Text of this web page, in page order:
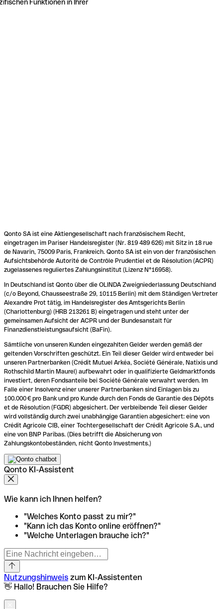
Funktionen in Ihrer
Qonto SA ist eine Aktiengesellschaft nach französischem Recht,
eingetragen im Pariser Handelsregister (Nr. 819 489 626) mit Sitz in 18 rue
de Navarin, 75009 Paris, Frankreich. Qonto SA ist ein von der französischen
Aufsichtsbehörde Autorité de Contrôle Prudentiel et de Résolution (ACPR)
zugelassenes reguliertes Zahlungsinstitut (Lizenz N°16958).
In Deutschland ist Qonto über die OLINDA Zweigniederlassung Deutschland
(c/o Beyond, Chausseestraße 29, 10115 Berlin) mit dem Ständigen Vertreter
Alexandre Prot tätig, im Handelsregister des Amtsgerichts Berlin
(Charlottenburg) (HRB 213261 B) eingetragen und steht unter der
gemeinsamen Aufsicht der ACPR und der Bundesanstalt für
Finanzdienstleistungsaufsicht (BaFin).
Sämtliche von unseren Kunden eingezahlten Gelder werden gemäß der
geltenden Vorschriften geschützt. Ein Teil dieser Gelder wird entweder bei
unseren Partnerbanken (Crédit Mutuel Arkéa, Société Générale, Natixis und
Rothschild Martin Maurel) aufbewahrt oder in qualifizierte Geldmarktfonds
investiert, deren Fondsanteile bei Société Générale verwahrt werden. Im
Falle einer Insolvenz einer unserer Partnerbanken sind Einlagen bis zu
100.000 € pro Bank und pro Kunde durch den Fonds de Garantie des Dépôts
et de Résolution (FGDR) abgesichert. Der verbleibende Teil dieser Gelder
wird vollständig durch zwei unabhängige Garantien abgesichert: eine von
Crédit Agricole CIB, einer Tochtergesellschaft der Crédit Agricole S.A., und
eine von BNP Paribas. (Dies betrifft die Absicherung von
Zahlungskontobeständen, nicht Qonto Investments.)
Qonto KI-Assistent
Wie kann ich Ihnen helfen?
"Welches Konto passt zu mir?"
"Kann ich das Konto online eröffnen?"
"Welche Unterlagen brauche ich?"
Nutzungshinweis zum KI-Assistenten
👋 Hallo! Brauchen Sie Hilfe?